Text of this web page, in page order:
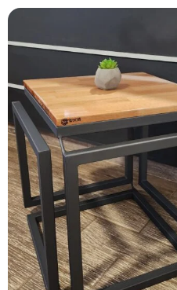
35cm x 50cm.
Todos nuestros productos están
fenólico y otros materiales bajo
nuestra gama y buscando ideas y
Las muescas, las marcas de clavos
y pueden ahuecarse o combarse
liso a pedido del cliente.
Como todos los pedidos están
Use posa-vasos o manteles
Diseñado y producido en Uruguay